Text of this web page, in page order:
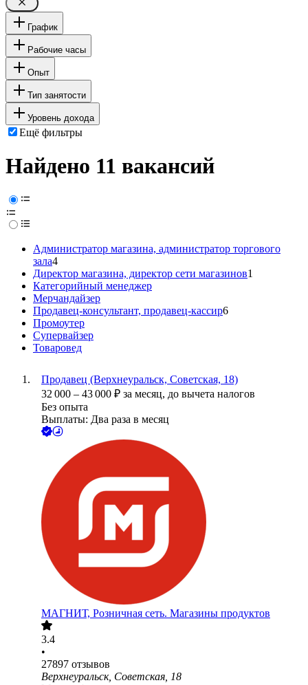
График
Рабочие часы
Опыт
Тип занятости
Уровень дохода
Ещё фильтры
Найдено 11 вакансий
Администратор магазина, администратор торгового
зала4
Директор магазина, директор сети магазинов1
Категорийный менеджер
Мерчандайзер
Продавец-консультант, продавец-кассир6
Промоутер
Супервайзер
Товаровед
Продавец (Верхнеуральск, Советская, 18)
32 000 – 43 000 ₽ за месяц, до вычета налогов
Без опыта
Выплаты: Два раза в месяц
МАГНИТ, Розничная сеть. Магазины продуктов
3.4
•
27897 отзывов
Верхнеуральск, Советская, 18